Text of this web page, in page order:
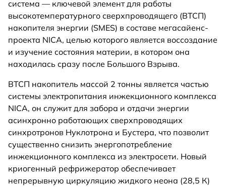
система — ключевой элемент для работы
высокотемпературного сверхпроводящего (ВТСП)
накопителя энергии (SMES) в составе мегасайенс-
проекта NICA, целью которого является воссоздание
и изучение состояния материи, в котором она
находилась сразу после Большого Взрыва.
ВТСП накопитель массой 2 тонны является частью
системы электропитания инжекционного комплекса
NICA, он служит для забора и отдачи энергии
асинхронно работающих сверхпроводящих
синхротронов Нуклотрона и Бустера, что позволит
существенно снизить энергопотребление
инжекционного комплекса из электросети. Новый
криогенный рефрижератор обеспечивает
непрерывную циркуляцию жидкого неона (28,5 К)